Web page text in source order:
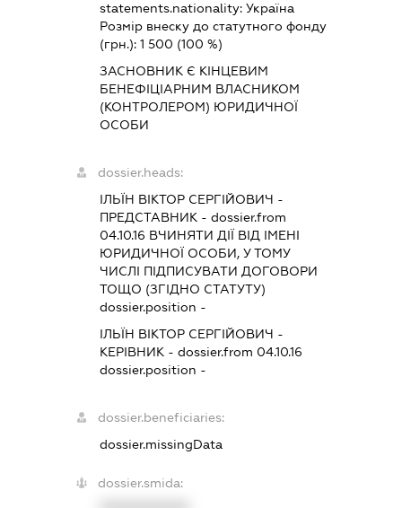
statements.nationality:Україна
Розмір внеску до статутного фонду
(грн.):1 500 (100 %)
ЗАСНОВНИК Є КІНЦЕВИМ
БЕНЕФІЦІАРНИМ ВЛАСНИКОМ
(КОНТРОЛЕРОМ) ЮРИДИЧНОЇ
ОСОБИ
dossier.heads:
ІЛЬЇН ВІКТОР СЕРГІЙОВИЧ -
ПРЕДСТАВНИК - dossier.from
04.10.16 ВЧИНЯТИ ДІЇ ВІД ІМЕНІ
ЮРИДИЧНОЇ ОСОБИ, У ТОМУ
ЧИСЛІ ПІДПИСУВАТИ ДОГОВОРИ
ТОЩО (ЗГІДНО СТАТУТУ)
dossier.position -
ІЛЬЇН ВІКТОР СЕРГІЙОВИЧ -
КЕРІВНИК - dossier.from 04.10.16
dossier.position -
dossier.beneficiaries:
dossier.missingData
dossier.smida: